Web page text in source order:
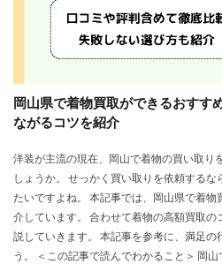
岡山県で着物買取ができるおすす
ながるコツを紹介
洋装が主流の現在、岡山で着物の買い取り
しょうか。 せっかく買い取りを依頼する
たいですよね。 本記事では、岡山県で着
介しています。 合わせて着物の高額買取
説していきます。 本記事を参考に、満足の
う。 ＜この記事で読んでわかること＞ 岡